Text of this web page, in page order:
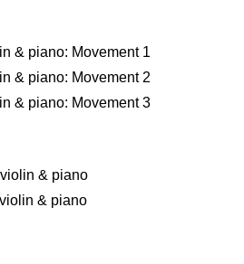
& piano: Movement 1
& piano: Movement 2
& piano: Movement 3
& piano
& piano